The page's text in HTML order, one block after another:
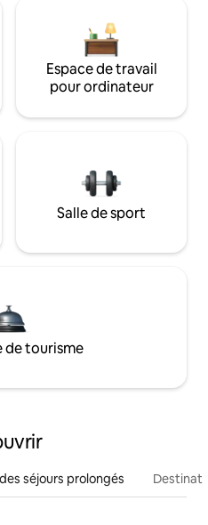
Espace de travail
pour ordinateur
Salle de sport
de tourisme
séjours prolongés